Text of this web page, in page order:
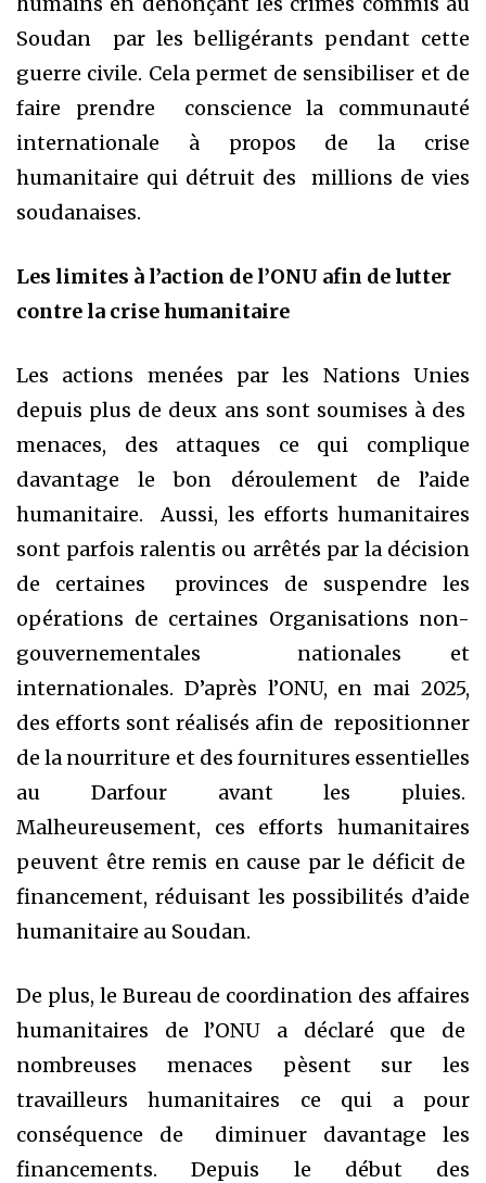
Soudan par les belligérants pendant cette
guerre civile. Cela permet de sensibiliser et de
faire prendre conscience la communauté
internationale à propos de la crise
humanitaire qui détruit des millions de vies
soudanaises.
Les limites à l’action de l’ONU afin de lutter
contre la crise humanitaire
Les actions menées par les Nations Unies
depuis plus de deux ans sont soumises à des
menaces, des attaques ce qui complique
davantage le bon déroulement de l’aide
humanitaire. Aussi, les efforts humanitaires
sont parfois ralentis ou arrêtés par la décision
de certaines provinces de suspendre les
opérations de certaines Organisations non-
gouvernementales nationales et
internationales. D’après l’ONU, en mai 2025,
des efforts sont réalisés afin de repositionner
de la nourriture et des fournitures essentielles
au Darfour avant les pluies.
Malheureusement, ces efforts humanitaires
peuvent être remis en cause par le déficit de
financement, réduisant les possibilités d’aide
humanitaire au Soudan.
De plus, le Bureau de coordination des affaires
humanitaires de l’ONU a déclaré que de
nombreuses menaces pèsent sur les
travailleurs humanitaires ce qui a pour
conséquence de diminuer davantage les
financements. Depuis le début des